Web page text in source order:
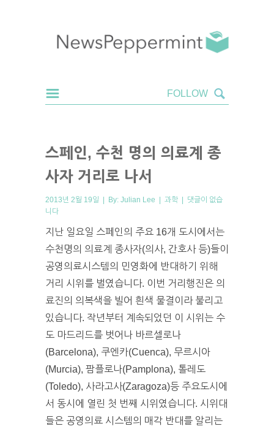
스페인, 수천 명의 의료계 종
사자 거리로 나서
2013년 2월 19일 | By: Julian Lee | 과학 | 댓글이 없습
니다
지난 일요일 스페인의 주요 16개 도시에서는
수천명의 의료계 종사자(의사, 간호사 등)들이
공영의료시스템의 민영화에 반대하기 위해
거리 시위를 벌였습니다. 이번 거리행진은 의
료진의 의복색을 빌어 흰색 물결이라 불리고
있습니다. 작년부터 계속되었던 이 시위는 수
도 마드리드를 벗어나 바르셀로나
(Barcelona), 쿠엔카(Cuenca), 무르시아
(Murcia), 팜플로나(Pamplona), 톨레도
(Toledo), 사라고사(Zaragoza)등 주요도시에
서 동시에 열린 첫 번째 시위였습니다. 시위대
들은 공영의료 시스템의 매각 반대를 알리는